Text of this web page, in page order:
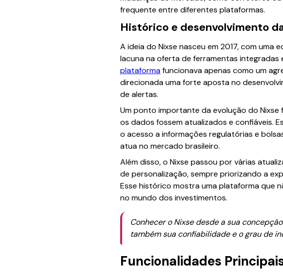
frequente entre diferentes plataformas.
Histórico e desenvolvimento
A ideia do Nixse nasceu em 2017, com
lacuna na oferta de ferramentas integradas
plataformafuncionava apenas como um
direcionada uma forte aposta no
de alertas.
Um ponto importante da evolução do
os dados fossem atualizados e confiáveis.
o acesso a informações regulatórias e
atua no mercado brasileiro.
Além disso, o Nixse passou por várias
de personalização, sempre priorizando a
Esse histórico mostra uma plataforma que
no mundo dos investimentos.
Conhecer o Nixse desde a sua
também sua confiabilidade e o grau de
Funcionalidades